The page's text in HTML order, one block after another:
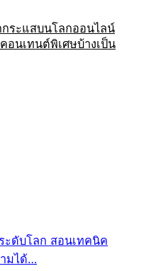
กระแสบนโลกออนไลน์
อนเทนต์พิเศษบ้างเป็น